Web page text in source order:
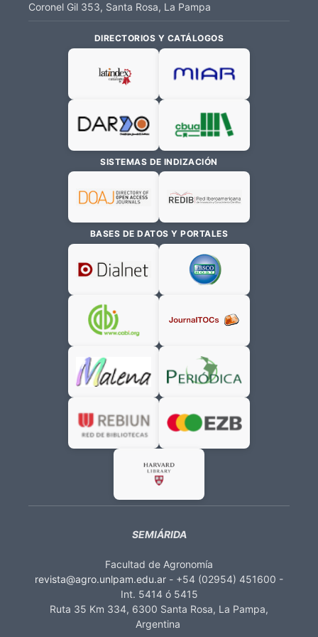
Coronel Gil 353, Santa Rosa, La Pampa
DIRECTORIOS Y CATÁLOGOS
SISTEMAS DE INDIZACIÓN
BASES DE DATOS Y PORTALES
SEMIÁRIDA
Facultad de Agronomía
revista@agro.unlpam.edu.ar - +54 (02954) 451600 -
Int. 5414 ó 5415
Ruta 35 Km 334, 6300 Santa Rosa, La Pampa,
Argentina